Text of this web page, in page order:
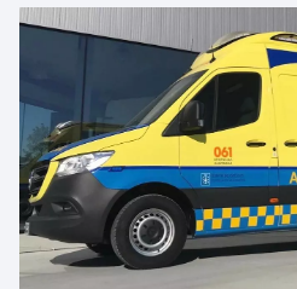
Se agrava la situación
reubicar a los menores